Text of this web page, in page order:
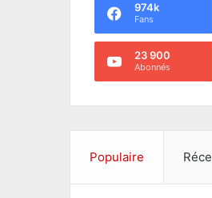
974k
Fans
23 900
Abonnés
Populaire